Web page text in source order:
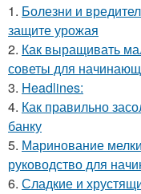
1. Болезни и
защите урожая
2. Как выращивать
советы для
3. Headlines:
4. Как правильно
банку
5. Маринование
руководство для
6. Сладкие и